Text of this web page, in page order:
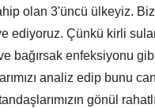
olan 3'üncü ülkeyiz.
ediyoruz. Çünkü kirli
bağırsak enfeksiyonu
analiz edip bunu
gönül